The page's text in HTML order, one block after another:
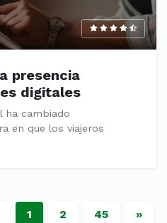
presencia
digitales
ha cambiado
en que los viajeros
1 2 45 »